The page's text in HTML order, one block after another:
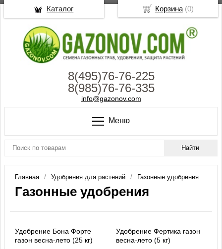
8(495)76-76-225
8(985)76-76-335
info@gazonov.com
Меню
Главная Удобрения для растений Газонные удобрения
Газонные удобрения
Удобрение Бона Форте
газон весна-лето (25 кг)
Удобрение Фертика газон
весна-лето (5 кг)
Корзина(0)
Каталог